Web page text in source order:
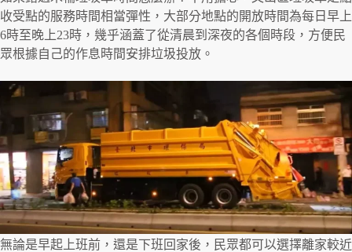
收受點的服務時間相當彈性，大部分地點的開放時間為每日早上
6時至晚上23時，幾乎涵蓋了從清晨到深夜的各個時段，方便民
眾根據自己的作息時間安排垃圾投放。
無論是早起上班前，還是下班回家後，民眾都可以選擇離家較近